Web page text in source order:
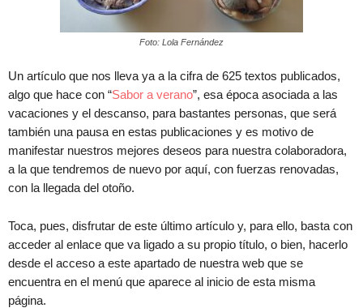
Foto: Lola Fernández
Un artículo que nos lleva ya a la cifra de 625 textos publicados,
algo que hace con “Sabor a verano”, esa época asociada a las
vacaciones y el descanso, para bastantes personas, que será
también una pausa en estas publicaciones y es motivo de
manifestar nuestros mejores deseos para nuestra colaboradora,
a la que tendremos de nuevo por aquí, con fuerzas renovadas,
con la llegada del otoño.
Toca, pues, disfrutar de este último artículo y, para ello, basta con
acceder al enlace que va ligado a su propio título, o bien, hacerlo
desde el acceso a este apartado de nuestra web que se
encuentra en el menú que aparece al inicio de esta misma
página.